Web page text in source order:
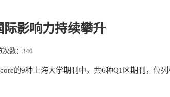
际影响力持续攀升
次数：340
的9种上海大学期刊中，共6种Q1区期刊，位列